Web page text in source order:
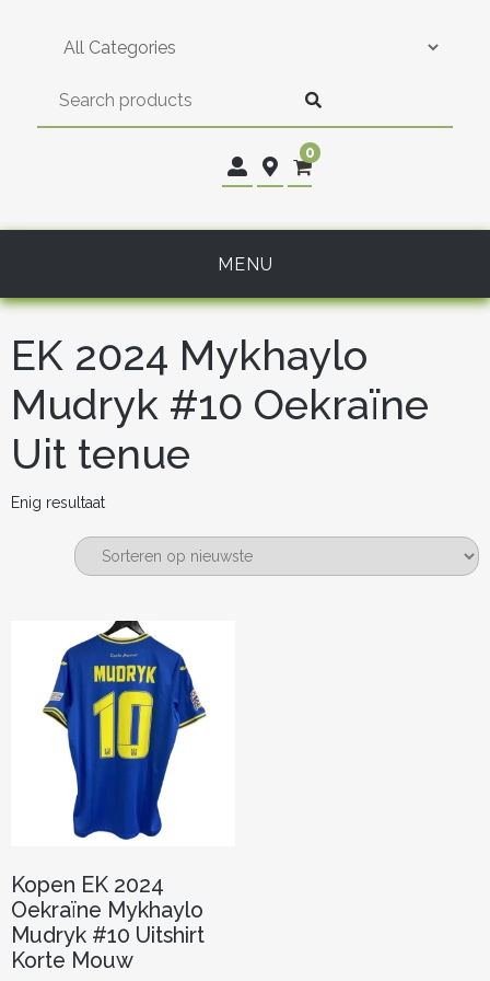
0
MENU
EK 2024 Mykhaylo
Mudryk #10 Oekraïne
Uit tenue
Enig resultaat
Kopen EK 2024
Oekraïne Mykhaylo
Mudryk #10 Uitshirt
Korte Mouw